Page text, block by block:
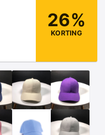
26%
KORTING